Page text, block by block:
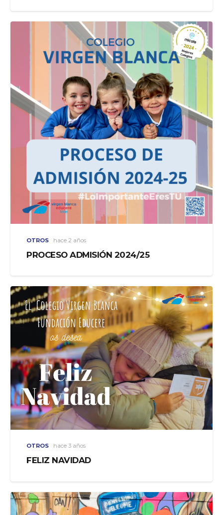
OTROS hace 2 años
PROCESO ADMISIÓN 2024/25
OTROS hace 3 años
FELIZ NAVIDAD